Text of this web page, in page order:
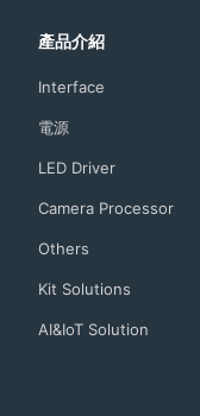
產品介紹
Interface
電源
LED Driver
Camera Processor
Others
Kit Solutions
AI&IoT Solution